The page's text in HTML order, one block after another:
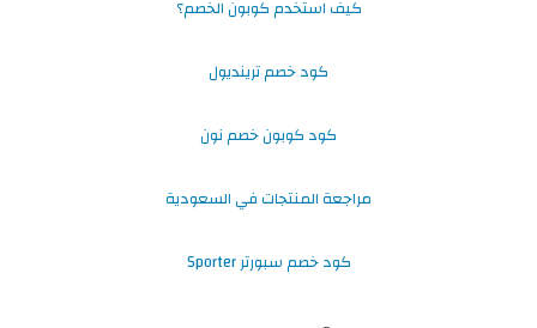
كيف استخدم كوبون الخصم؟
كود خصم ترينديول
كود كوبون خصم نون
مراجعة المنتجات في السعودية
كود خصم سبورتر Sporter